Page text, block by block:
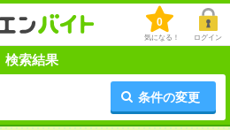
0
気になる！ ログイン
検索結果
条件の変更